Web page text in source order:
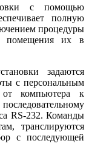
с помощью
полную
процедуры
помещения их в
задаются
с персональным
от компьютера к
RS‑232. Команды
транслируются
с последующей